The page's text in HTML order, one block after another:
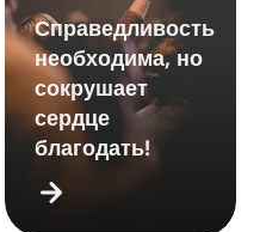
Справедливость
необходима, но
сокрушает
сердце
благодать!